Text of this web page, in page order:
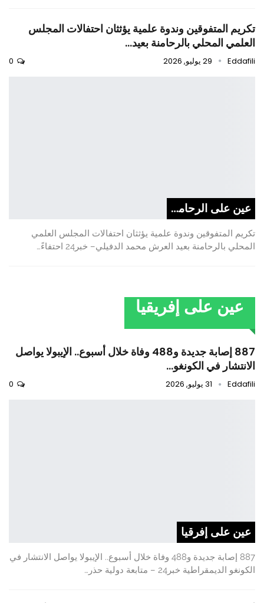
تكريم المتفوقين وندوة علمية يؤثثان احتفالات المجلس
العلمي المحلي بالرحامنة بعيد…
Eddafili 29 يوليو, 2026
عين على الرحامنة
تكريم المتفوقين وندوة علمية يؤثثان احتفالات المجلس العلمي
المحلي بالرحامنة بعيد العرش محمد الدفيلي– خبر24 احتفاءً…
عين على إفريقيا
887 إصابة جديدة و488 وفاة خلال أسبوع.. الإيبولا يواصل
الانتشار في الكونغو…
Eddafili 31 يوليو, 2026
عين على إفرقيا
887 إصابة جديدة و488 وفاة خلال أسبوع.. الإيبولا يواصل الانتشار في
الكونغو الديمقراطية خبر24 – متابعة دولية حذر…